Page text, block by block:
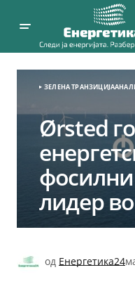
ЗЕЛЕНА ТРАНЗИЦИЈА
Ørsted
лидер
од Енергетика24